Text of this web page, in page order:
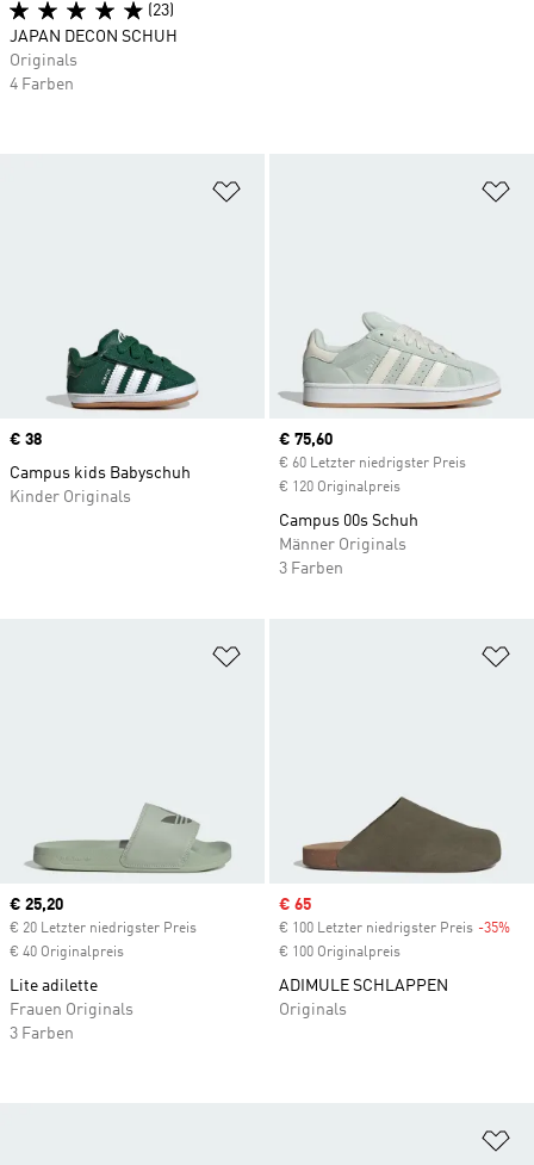
Price
€ 38
Campus kids Babyschuh
Kinder Originals
Current price
€ 75,60
€ 60 Letzter niedrigster Preis
€ 120 Originalpreis
Campus 00s Schuh
Männer Originals
3 Farben
Current price
€ 25,20
€ 20 Letzter niedrigster Preis
€ 40 Originalpreis
Lite adilette
Frauen Originals
3 Farben
Sale price
€ 65
€ 100 Letzter niedrigster Preis -35%
€ 100 Originalpreis
ADIMULE SCHLAPPEN
Originals
(23)
JAPAN DECON SCHUH
Originals
4 Farben